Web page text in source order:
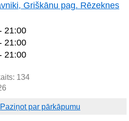
Griškānu pag. Rēzeknes
21:00
21:00
21:00
134
Paziņot par pārkāpumu